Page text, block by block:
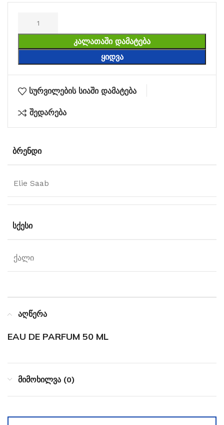
ᲙᲐᲚᲐᲗᲐᲨᲘ ᲓᲐᲛᲐᲢᲔᲑᲐ
ᲧᲘᲓᲕᲐ
სურვილების სიაში დამატება
შედარება
ᲑᲠᲔᲜᲓᲘ
Elie Saab
ᲡᲥᲔᲡᲘ
ქალი
აღწერა
EAU DE PARFUM 50 ML
მიმოხილვა (0)